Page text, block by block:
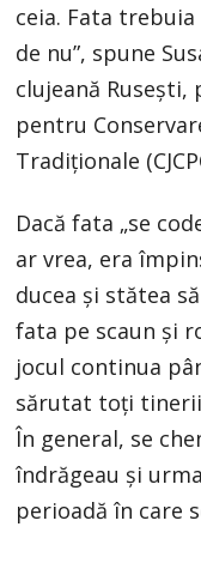
ceia. Fata
de nu”, spune
clujeană
pentru
Tradiționale
Dacă fata „se
ar vrea, era
ducea și stătea
fata pe scaun și
jocul continua
sărutat toți
În general, se
îndrăgeau și
perioadă în care